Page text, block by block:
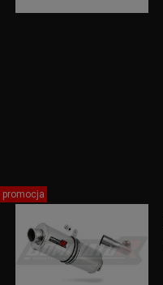
promocja